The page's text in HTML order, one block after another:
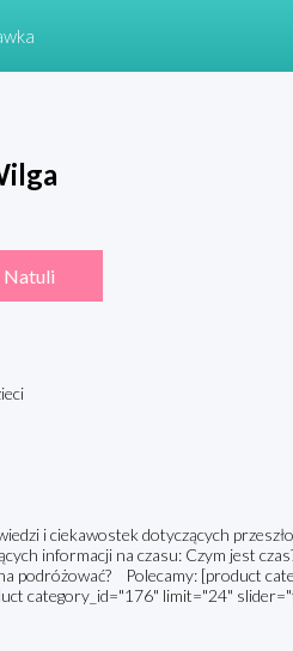
Natuli
i ciekawostek dotyczących
informacji na czasu: Czym jest
podróżować? Polecamy: [product
category_id="176" limit="24"